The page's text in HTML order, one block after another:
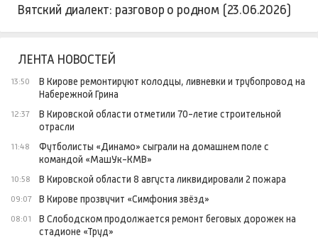
Вятский диалект: разговор о родном (23.06.2026)
ЛЕНТА НОВОСТЕЙ
13:50
В Кирове ремонтируют колодцы, ливневки и трубопровод на
Набережной Грина
12:37
В Кировской области отметили 70-летие строительной
отрасли
11:48
Футболисты «Динамо» сыграли на домашнем поле с
командой «МашУк-КМВ»
10:58 В Кировской области 8 августа ликвидировали 2 пожара
09:07 В Кирове прозвучит «Симфония звёзд»
08:01
В Слободском продолжается ремонт беговых дорожек на
стадионе «Труд»